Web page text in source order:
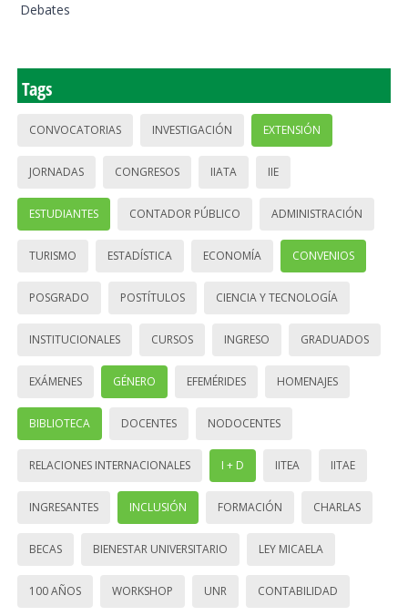
Debates
Tags
CONVOCATORIAS INVESTIGACIÓN EXTENSIÓN
JORNADAS CONGRESOS IIATA IIE
ESTUDIANTES CONTADOR PÚBLICO ADMINISTRACIÓN
TURISMO ESTADÍSTICA ECONOMÍA CONVENIOS
POSGRADO POSTÍTULOS CIENCIA Y TECNOLOGÍA
INSTITUCIONALES CURSOS INGRESO GRADUADOS
EXÁMENES GÉNERO EFEMÉRIDES HOMENAJES
BIBLIOTECA DOCENTES NODOCENTES
RELACIONES INTERNACIONALES I + D IITEA IITAE
INGRESANTES INCLUSIÓN FORMACIÓN CHARLAS
BECAS BIENESTAR UNIVERSITARIO LEY MICAELA
100 AÑOS WORKSHOP UNR CONTABILIDAD